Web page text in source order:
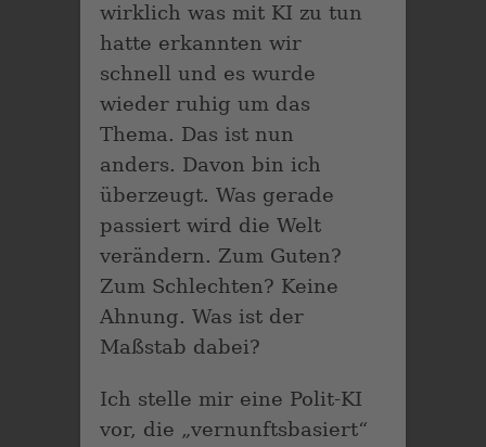
wirklich was mit KI zu tun
hatte erkannten wir
schnell und es wurde
wieder ruhig um das
Thema. Das ist nun
anders. Davon bin ich
überzeugt. Was gerade
passiert wird die Welt
verändern. Zum Guten?
Zum Schlechten? Keine
Ahnung. Was ist der
Maßstab dabei?
Ich stelle mir eine Polit-KI
vor, die „vernunftsbasiert“